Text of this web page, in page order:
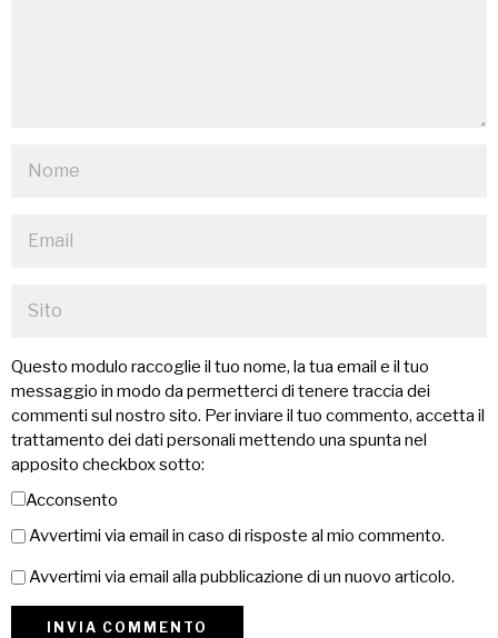
Questo modulo raccoglie il tuo nome, la tua email e il tuo
messaggio in modo da permetterci di tenere traccia dei
commenti sul nostro sito. Per inviare il tuo commento, accetta il
trattamento dei dati personali mettendo una spunta nel
apposito checkbox sotto:
Acconsento
Avvertimi via email in caso di risposte al mio commento.
Avvertimi via email alla pubblicazione di un nuovo articolo.